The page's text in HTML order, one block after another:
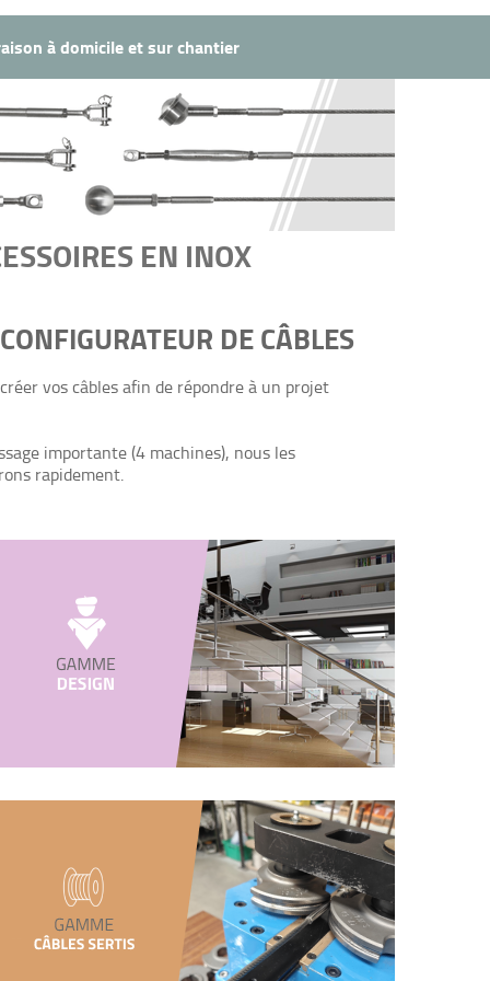
à domicile et sur chantier
EN INOX
DE CÂBLES
vos câbles afin de répondre à un projet
importante (4 machines), nous les
rapidement.